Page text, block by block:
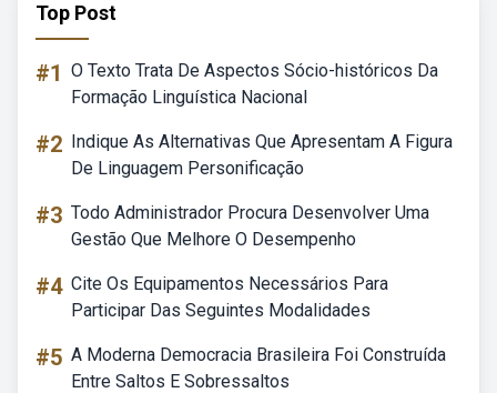
Top Post
#1 O Texto Trata De Aspectos Sócio-históricos Da
Formação Linguística Nacional
#2 Indique As Alternativas Que Apresentam A Figura
De Linguagem Personificação
#3 Todo Administrador Procura Desenvolver Uma
Gestão Que Melhore O Desempenho
#4 Cite Os Equipamentos Necessários Para
Participar Das Seguintes Modalidades
#5 A Moderna Democracia Brasileira Foi Construída
Entre Saltos E Sobressaltos